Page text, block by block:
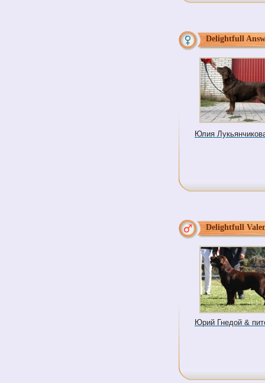
Delightfull
Юлия
Delightfull
Юрий Гнедой &